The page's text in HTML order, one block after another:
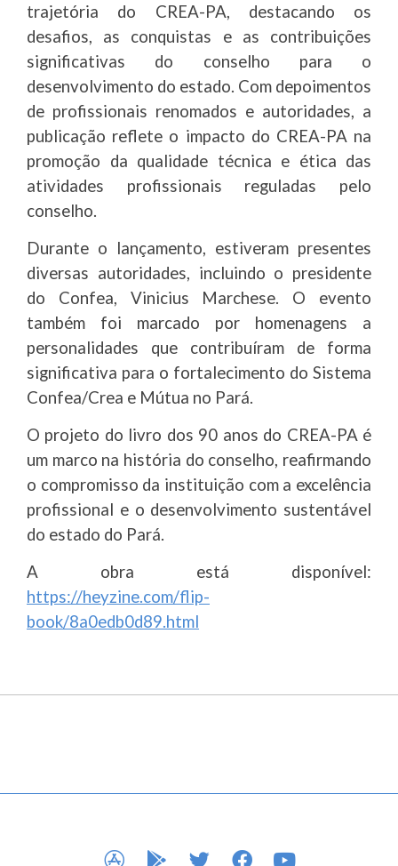
trajetória do CREA-PA, destacando os
desafios, as conquistas e as contribuições
significativas do conselho para o
desenvolvimento do estado. Com depoimentos
de profissionais renomados e autoridades, a
publicação reflete o impacto do CREA-PA na
promoção da qualidade técnica e ética das
atividades profissionais reguladas pelo
conselho.
Durante o lançamento, estiveram presentes
diversas autoridades, incluindo o presidente
do Confea, Vinicius Marchese. O evento
também foi marcado por homenagens a
personalidades que contribuíram de forma
significativa para o fortalecimento do Sistema
Confea/Crea e Mútua no Pará.
O projeto do livro dos 90 anos do CREA-PA é
um marco na história do conselho, reafirmando
o compromisso da instituição com a excelência
profissional e o desenvolvimento sustentável
do estado do Pará.
A obra está disponível:
https://heyzine.com/flip-
book/8a0edb0d89.html
APP STOREGOOGLE PLAY
TWITTERFACEBOOK